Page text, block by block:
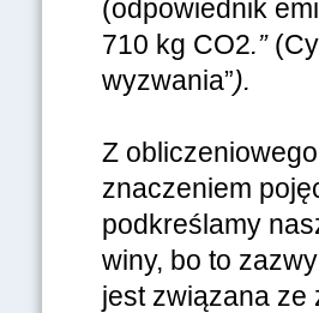
(odpowiednik
710 kg CO2.”
wyzwania”).
Z
znaczeniem
podkreślamy
winy, bo to
jest związana ze